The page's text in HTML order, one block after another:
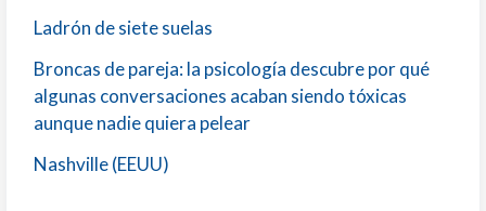
Ladrón de siete suelas
Broncas de pareja: la psicología descubre por qué
algunas conversaciones acaban siendo tóxicas
aunque nadie quiera pelear
Nashville (EEUU)